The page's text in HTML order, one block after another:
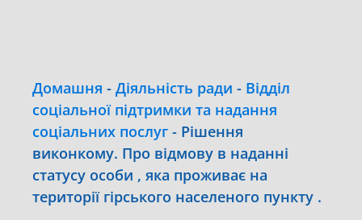
Домашня - Діяльність ради - Відділ
соціальної підтримки та надання
соціальних послуг - Рішення
виконкому. Про відмову в наданні
статусу особи , яка проживає на
території гірського населеного пункту .